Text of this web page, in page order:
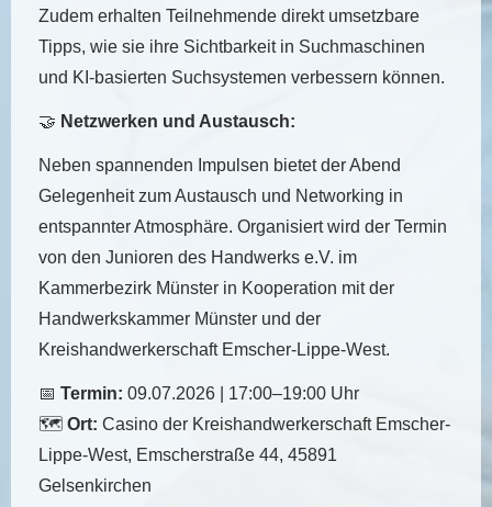
Zudem erhalten Teilnehmende direkt umsetzbare
Tipps, wie sie ihre Sichtbarkeit in Suchmaschinen
und KI-basierten Suchsystemen verbessern können.
🤝 Netzwerken und Austausch:
Neben spannenden Impulsen bietet der Abend
Gelegenheit zum Austausch und Networking in
entspannter Atmosphäre. Organisiert wird der Termin
von den Junioren des Handwerks e.V. im
Kammerbezirk Münster in Kooperation mit der
Handwerkskammer Münster und der
Kreishandwerkerschaft Emscher-Lippe-West.
📅 Termin: 09.07.2026 | 17:00–19:00 Uhr
🗺️ Ort: Casino der Kreishandwerkerschaft Emscher-
Lippe-West, Emscherstraße 44, 45891
Gelsenkirchen